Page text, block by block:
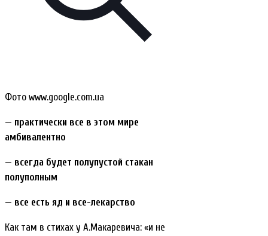
Фото www.google.com.ua
— практически все в этом мире
амбивалентно
— всегда будет полупустой стакан
полуполным
— все есть яд и все-лекарство
Как там в стихах у А.Макаревича: «и не